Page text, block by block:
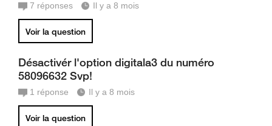
7 réponses Il y a 8 mois
Voir la question
Désactivér l'option digitala3 du numéro
58096632 Svp!
1 réponse Il y a 8 mois
Voir la question